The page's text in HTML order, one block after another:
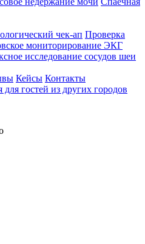
чек-ап Проверка
мониторирование ЭКГ
исследование сосудов шеи
Кейсы Контакты
гостей из других городов